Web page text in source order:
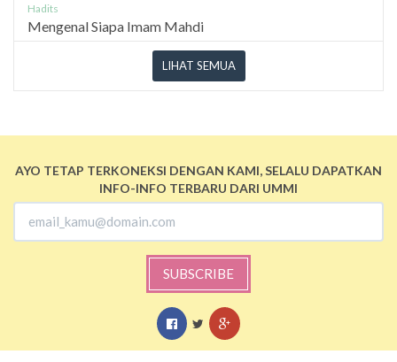
Hadits
Mengenal Siapa Imam Mahdi
LIHAT SEMUA
AYO TETAP TERKONEKSI DENGAN KAMI, SELALU DAPATKAN
INFO-INFO TERBARU DARI UMMI
SUBSCRIBE